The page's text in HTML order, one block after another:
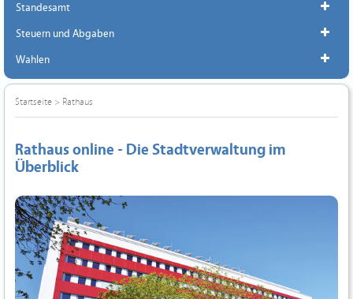
Standesamt
Steuern und Abgaben
Wahlen
Startseite > Rathaus
Rathaus online - Die Stadtverwaltung im
Überblick